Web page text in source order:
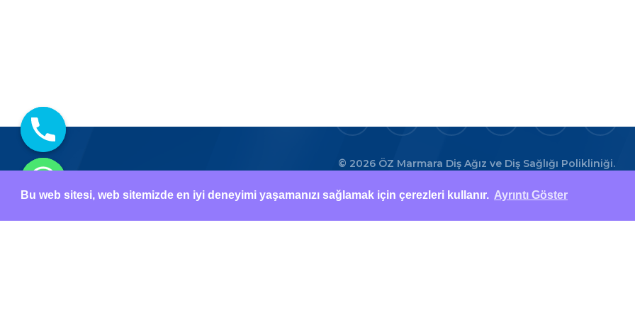
© 2026 ÖZ Marmara Diş Ağız ve Diş Sağlığı Polikliniği.
Bu web sitesi, web sitemizde en iyi deneyimi yaşamanızı sağlamak için çerezleri kullanır. Ayrıntı Göster